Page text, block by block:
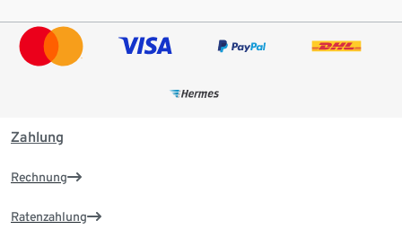
Zahlung
Rechnung
Ratenzahlung